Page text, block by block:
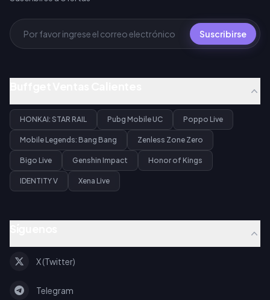
Suscribirse
HONKAI: STAR RAIL Pubg Mobile UC Poppo Live
Mobile Legends: Bang Bang Zenless Zone Zero
Bigo Live Genshin Impact Honor of Kings
IDENTITY V Xena Live
X (Twitter)
Telegram